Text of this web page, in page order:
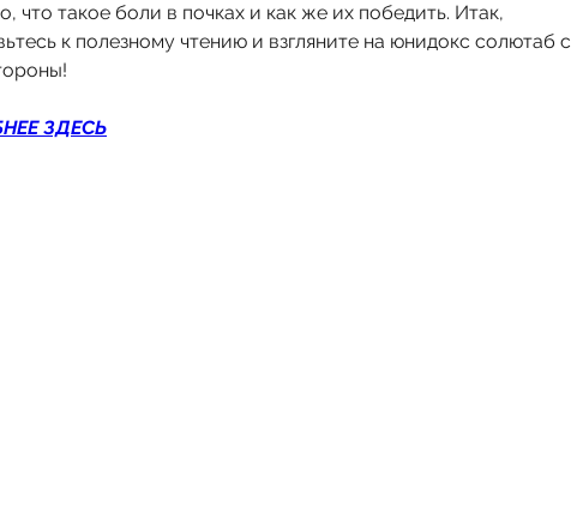
что такое боли в почках и как же их победить. Итак,
к полезному чтению и взгляните на юнидокс солютаб с
ЗДЕСЬ